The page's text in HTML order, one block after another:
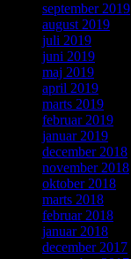
september 2019
august 2019
juli 2019
juni 2019
maj 2019
april 2019
marts 2019
februar 2019
januar 2019
december 2018
november 2018
oktober 2018
marts 2018
februar 2018
januar 2018
december 2017